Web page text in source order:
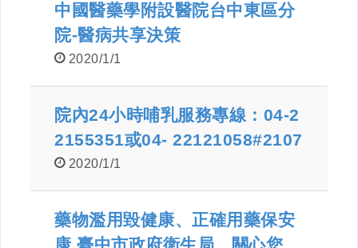
中國醫藥學附設醫院台中東區分
院-醫病共享決策
2020/1/1
院內24小時哺乳服務專線：04-2
2155351或04- 22121058#2107
2020/1/1
藥物濫用毀健康、正確用藥保安